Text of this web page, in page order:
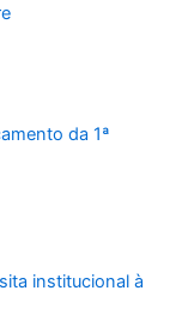
da 1ª
institucional à